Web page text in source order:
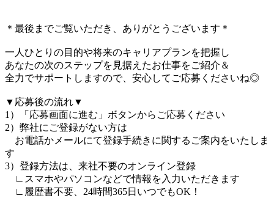
＊最後までご覧いただき、ありがとうございます＊
一人ひとりの目的や将来のキャリアプランを把握し
あなたの次のステップを見据えたお仕事をご紹介＆
全力でサポートしますので、安心してご応募くださいね◎
▼応募後の流れ▼
1）「応募画面に進む」ボタンからご応募ください
2）弊社にご登録がない方は
お電話かメールにて登録手続きに関するご案内をいたしま
す
3）登録方法は、来社不要のオンライン登録
∟スマホやパソコンなどで情報を入力いただきます
∟履歴書不要、24時間365日いつでもOK！